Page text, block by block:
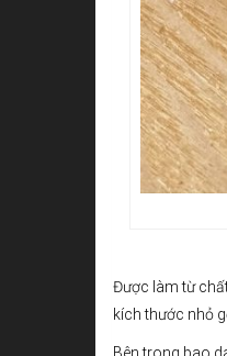
Được làm từ
kích thước nhỏ
Bên trong bao